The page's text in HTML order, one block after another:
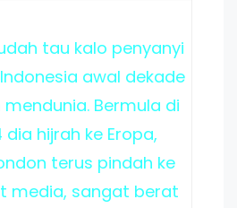
tau kalo penyanyi
awal dekade
Bermula di
dia hijrah ke Eropa,
terus pindah ke
media, sangat berat